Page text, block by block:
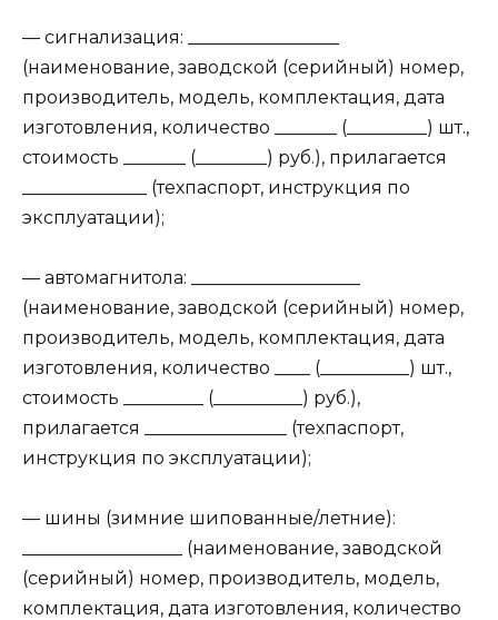
— сигнализация: _________________
(наименование, заводской (серийный) номер,
производитель, модель, комплектация, дата
изготовления, количество _______ (_________) шт.,
стоимость _______ (________) руб.), прилагается
______________ (техпаспорт, инструкция по
эксплуатации);
— автомагнитола: ___________________
(наименование, заводской (серийный) номер,
производитель, модель, комплектация, дата
изготовления, количество ____ (__________) шт.,
стоимость _________ (__________) руб.),
прилагается ________________ (техпаспорт,
инструкция по эксплуатации);
— шины (зимние шипованные/летние):
__________________ (наименование, заводской
(серийный) номер, производитель, модель,
комплектация, дата изготовления, количество